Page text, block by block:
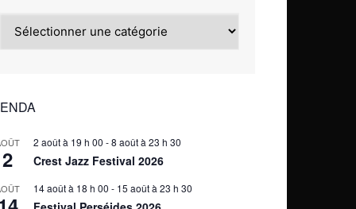
2
2 août à 19 h 00 -8 août à 23 h 30
Crest Jazz Festival 2026
14 août à 18 h 00 - 15 août à 23 h 30